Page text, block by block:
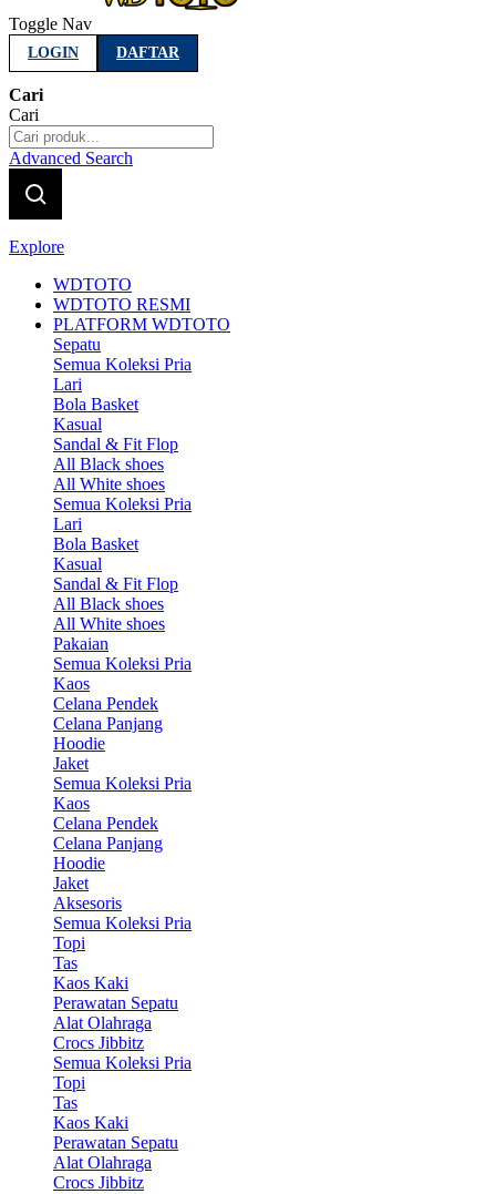
Toggle Nav
LOGIN DAFTAR
Cari
Cari
Advanced Search
Explore
WDTOTO
WDTOTO RESMI
PLATFORM WDTOTO
Sepatu
Semua Koleksi Pria
Lari
Bola Basket
Kasual
Sandal & Fit Flop
All Black shoes
All White shoes
Semua Koleksi Pria
Lari
Bola Basket
Kasual
Sandal & Fit Flop
All Black shoes
All White shoes
Pakaian
Semua Koleksi Pria
Kaos
Celana Pendek
Celana Panjang
Hoodie
Jaket
Semua Koleksi Pria
Kaos
Celana Pendek
Celana Panjang
Hoodie
Jaket
Aksesoris
Semua Koleksi Pria
Topi
Tas
Kaos Kaki
Perawatan Sepatu
Alat Olahraga
Crocs Jibbitz
Semua Koleksi Pria
Topi
Tas
Kaos Kaki
Perawatan Sepatu
Alat Olahraga
Crocs Jibbitz